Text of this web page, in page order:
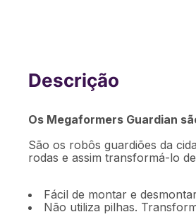
Vermelho com
Os Megaformers Guardian
São os robôs guardiões da
rodas e assim transformá-lo
Fácil de montar e
Não utiliza pilhas.